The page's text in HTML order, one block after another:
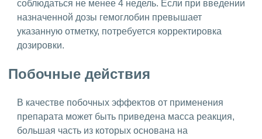
соблюдаться не менее 4 недель. Если при введении
назначенной дозы гемоглобин превышает
указанную отметку, потребуется корректировка
дозировки.
Побочные действия
В качестве побочных эффектов от применения
препарата может быть приведена масса реакция,
большая часть из которых основана на